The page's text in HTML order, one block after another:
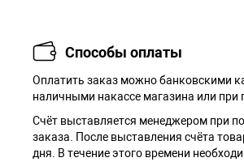
Способы оплаты
Оплатить заказ можно банковскими
наличными накассе магазина или при
Cчёт выставляется менеджером при
заказа. После выставления счёта
дня. В течение этого времени